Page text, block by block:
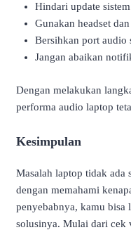
Hindari update
Gunakan headset
Bersihkan port audio
Jangan abaikan
Dengan melakukan
performa audio laptop
Kesimpulan
Masalah laptop tidak ada
dengan memahami
penyebabnya, kamu bisa
solusinya. Mulai dari cek